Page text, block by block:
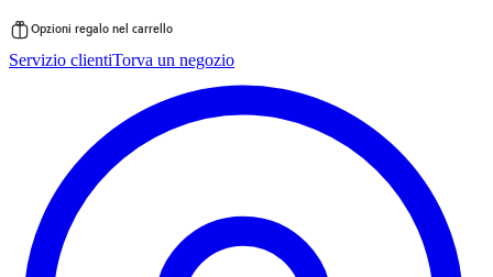
al
Opzioni regalo nel carrello
Servizio clientiTorva un negozio